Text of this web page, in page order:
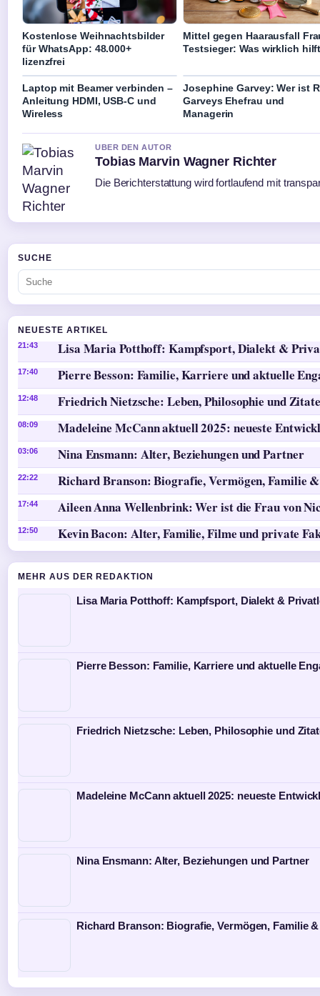
Kostenlose Weihnachtsbilder
für WhatsApp: 48.000+
lizenzfrei
Mittel gegen Haarausfall
Testsieger: Was wirklich
Laptop mit Beamer verbinden –
Anleitung HDMI, USB-C und
Wireless
Josephine Garvey: Wer ist
Garveys Ehefrau und
Managerin
UBER DEN AUTOR
Tobias Marvin Wagner Richter
Die Berichterstattung wird fortlaufend mit
SUCHE
NEUESTE ARTIKEL
21:43 Lisa Maria Potthoff: Kampfsport, Dialekt &
17:40 Pierre Besson: Familie, Karriere und aktuelle
12:48 Friedrich Nietzsche: Leben, Philosophie und Zitate
08:09 Madeleine McCann aktuell 2025: neueste
03:06 Nina Ensmann: Alter, Beziehungen und Partner
22:22 Richard Branson: Biografie, Vermögen, Familie
17:44 Aileen Anna Wellenbrink: Wer ist die Frau von
12:50 Kevin Bacon: Alter, Familie, Filme und private
MEHR AUS DER REDAKTION
Lisa Maria Potthoff: Kampfsport, Dialekt &
Pierre Besson: Familie, Karriere und aktuelle
Friedrich Nietzsche: Leben, Philosophie und
Madeleine McCann aktuell 2025: neueste
Nina Ensmann: Alter, Beziehungen und Partner
Richard Branson: Biografie, Vermögen, Familie